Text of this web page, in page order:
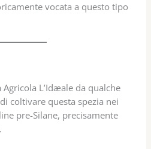
vocata a questo tipo
Agricola L’Idæale da qualche
coltivare questa spezia nei
pre-Silane, precisamente
.